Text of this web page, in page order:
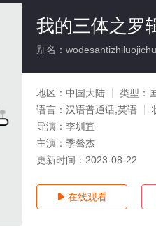
我的三体之罗
别名：
地区： 中国大陆 类型：
语言： 汉语普通话,英语
导演： 李圳宜
主演： 季骜杰
更新时间： 2023-08-22
 在线观看